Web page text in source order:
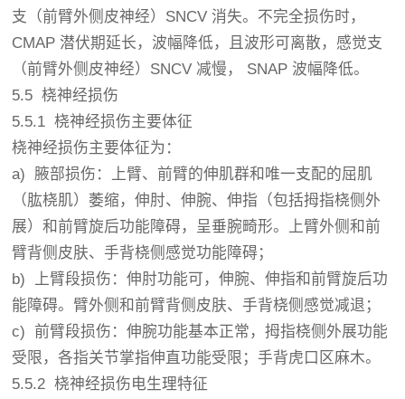
支（前臂外侧皮神经）SNCV 消失。不完全损伤时，
CMAP 潜伏期延长，波幅降低，且波形可离散，感觉支
（前臂外侧皮神经）SNCV 减慢， SNAP 波幅降低。
5.5 桡神经损伤
5.5.1 桡神经损伤主要体征
桡神经损伤主要体征为：
a) 腋部损伤：上臂、前臂的伸肌群和唯一支配的屈肌
（肱桡肌）萎缩，伸肘、伸腕、伸指（包括拇指桡侧外
展）和前臂旋后功能障碍，呈垂腕畸形。上臂外侧和前
臂背侧皮肤、手背桡侧感觉功能障碍；
b) 上臂段损伤：伸肘功能可，伸腕、伸指和前臂旋后功
能障碍。臂外侧和前臂背侧皮肤、手背桡侧感觉减退；
c) 前臂段损伤：伸腕功能基本正常，拇指桡侧外展功能
受限，各指关节掌指伸直功能受限；手背虎口区麻木。
5.5.2 桡神经损伤电生理特征